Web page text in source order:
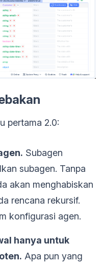
pertama 2.0:
Subagen
subagen. Tanpa
akan menghabiskan
rencana rekursif.
konfigurasi agen.
hanya untuk
Apa pun yang